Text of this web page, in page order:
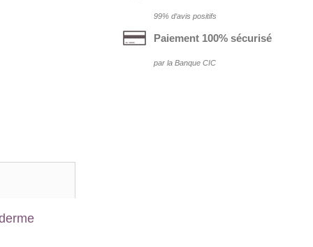
99% d‘avis positifs
Paiement 100% sécurisé
par la Banque CIC